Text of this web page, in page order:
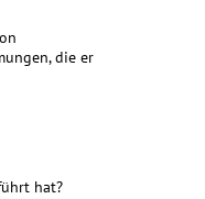
die er
hat?